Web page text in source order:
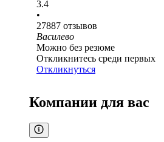
3.4
•
27887 отзывов
Василево
Можно без резюме
Откликнитесь среди первых
Откликнуться
Компании для вас